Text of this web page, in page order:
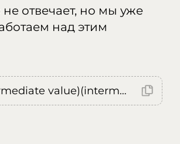
отвечает, но мы уже
над этим
Error: (intermediate value)(intermediate value)(intermediate value).replaceAll is not a function